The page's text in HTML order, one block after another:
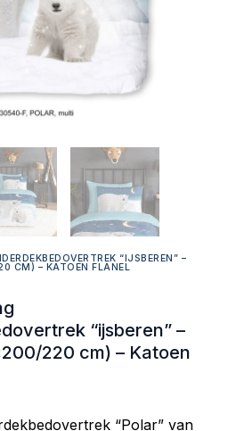
“IJSBEREN” –
CM) – KATOEN FLANEL
“ijsberen” –
220 cm) – Katoen
“Polar” van